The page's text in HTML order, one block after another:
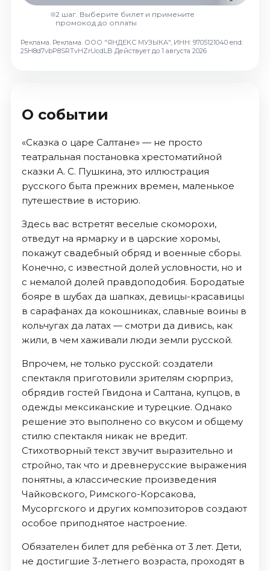
Площадки2 шаг. Выберите билет и примените
промокод до оплаты
Реклама. Реклама. ООО "ЯНДЕКС МУЗЫКА", ИНН: 9705121040 erid:
25H8d7vbP8SRTvHZrUcdLB Действует до 1 августа 2026
О событии
«Сказка о царе Салтане» — не просто
театральная постановка хрестоматийной
сказки А. С. Пушкина, это иллюстрация
русского быта прежних времен, маленькое
путешествие в историю.
Здесь вас встретят веселые скоморохи,
отведут на ярмарку и в царские хоромы,
покажут свадебный обряд и военные сборы.
Конечно, с известной долей условности, но и
с немалой долей правдоподобия. Бородатые
бояре в шубах да шапках, девицы-красавицы
в сарафанах да кокошниках, славные воины в
кольчугах да латах — смотри да дивись, как
жили, в чем хаживали люди земли русской.
Впрочем, не только русской: создатели
спектакля приготовили зрителям сюрприз,
обрядив гостей Гвидона и Салтана, купцов, в
одежды мексиканские и турецкие. Однако
решение это выполнено со вкусом и общему
стилю спектакля никак не вредит.
Стихотворный текст звучит выразительно и
стройно, так что и древнерусские выражения
понятны, а классические произведения
Чайковского, Римского-Корсакова,
Мусоргского и других композиторов создают
особое приподнятое настроение.
Обязателен билет для ребёнка от 3 лет. Дети,
не достигшие 3-летнего возраста, проходят в